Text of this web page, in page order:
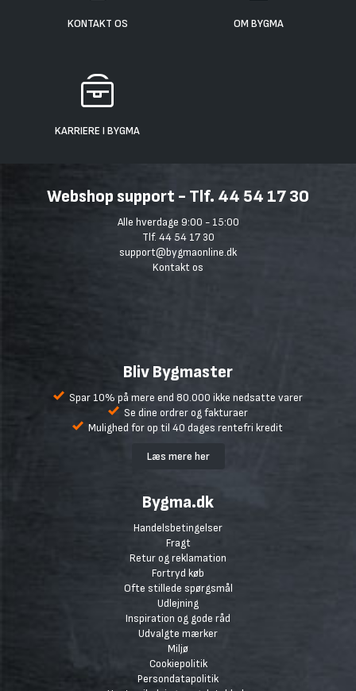
KONTAKT OS OM BYGMA
KARRIERE I BYGMA
Webshop support - Tlf. 44 54 17 30
Alle hverdage 9:00 - 15:00
Tlf. 44 54 17 30
support@bygmaonline.dk
Kontakt os
Bliv Bygmaster
Spar 10% på mere end 80.000 ikke nedsatte varer
Se dine ordrer og fakturaer
Mulighed for op til 40 dages rentefri kredit
Læs mere her
Bygma.dk
Handelsbetingelser
Fragt
Retur og reklamation
Fortryd køb
Ofte stillede spørgsmål
Udlejning
Inspiration og gode råd
Udvalgte mærker
Miljø
Cookiepolitik
Persondatapolitik